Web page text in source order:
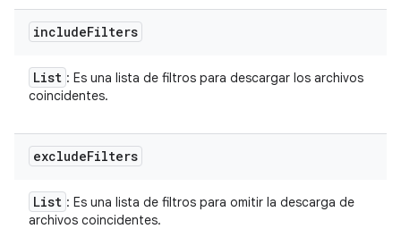
includeFilters
List : Es una lista de filtros para descargar los archivos
coincidentes.
excludeFilters
List : Es una lista de filtros para omitir la descarga de
archivos coincidentes.